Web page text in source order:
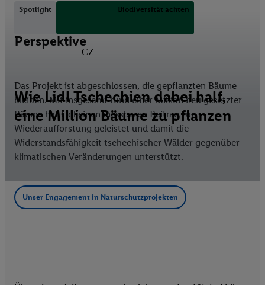
Spotlight Biodiversität achten
CZ
Wie Lidl Tschechien dabei half,
eine Million Bäume zu pflanzen
Perspektive
Das Projekt ist abgeschlossen, die gepflanzten Bäume
bleiben. Mit insgesamt rund einer Million neu gesetzter
Bäume hat Lidl einen messbaren Beitrag zur
Wiederaufforstung geleistet und damit die
Widerstandsfähigkeit tschechischer Wälder gegenüber
klimatischen Veränderungen unterstützt.
Unser Engagement in Naturschutzprojekten